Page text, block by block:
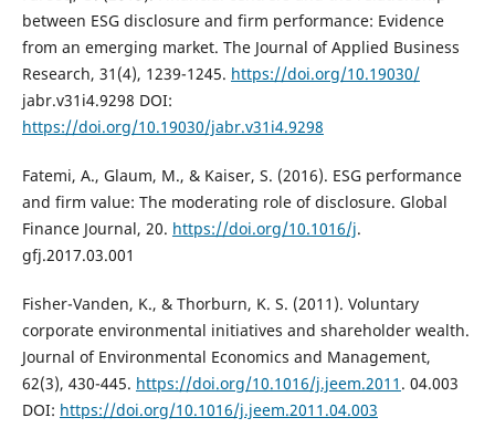
between ESG disclosure and firm performance: Evidence
from an emerging market. The Journal of Applied Business
Research, 31(4), 1239-1245. https://doi.org/10.19030/
jabr.v31i4.9298 DOI:
https://doi.org/10.19030/jabr.v31i4.9298
Fatemi, A., Glaum, M., & Kaiser, S. (2016). ESG performance
and firm value: The moderating role of disclosure. Global
Finance Journal, 20. https://doi.org/10.1016/j.
gfj.2017.03.001
Fisher-Vanden, K., & Thorburn, K. S. (2011). Voluntary
corporate environmental initiatives and shareholder wealth.
Journal of Environmental Economics and Management,
62(3), 430-445. https://doi.org/10.1016/j.jeem.2011 . 04.003
DOI: https://doi.org/10.1016/j.jeem.2011.04.003